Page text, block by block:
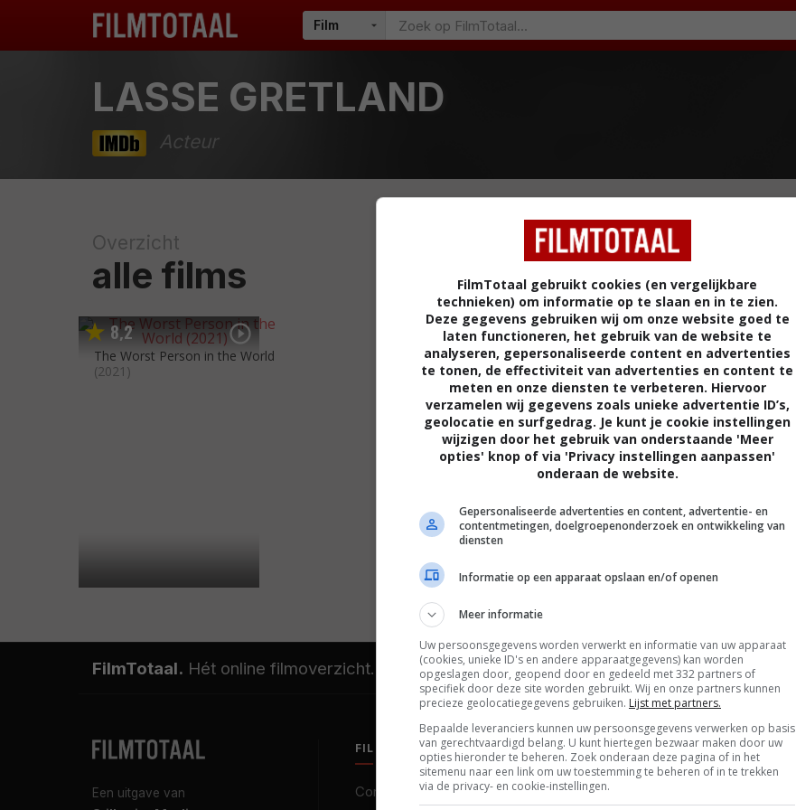
LASSE GRETLAND
Acteur
Overzicht
alle films
8,2
The Worst Person in the World
(2021)
FilmTotaal. Hét online filmoverzicht.
Een uitgave van
FILMTOTAAL
Contact
BELEID
Privacy
FilmTotaal gebruikt cookies (en vergelijkbare
technieken) om informatie op te slaan en in te zien.
Deze gegevens gebruiken wij om onze website goed te
laten functioneren, het gebruik van de website te
analyseren, gepersonaliseerde content en advertenties
te tonen, de effectiviteit van advertenties en content te
meten en onze diensten te verbeteren. Hiervoor
verzamelen wij gegevens zoals unieke advertentie ID’s,
geolocatie en surfgedrag. Je kunt je cookie instellingen
wijzigen door het gebruik van onderstaande 'Meer
opties' knop of via 'Privacy instellingen aanpassen'
onderaan de website.
Gepersonaliseerde advertenties en content, advertentie- en
contentmetingen, doelgroepenonderzoek en ontwikkeling van
diensten
Informatie op een apparaat opslaan en/of openen
Meer informatie
Uw persoonsgegevens worden verwerkt en informatie van uw apparaat
(cookies, unieke ID's en andere apparaatgegevens) kan worden
opgeslagen door, geopend door en gedeeld met 332 partners of
specifiek door deze site worden gebruikt. Wij en onze partners kunnen
precieze geolocatiegegevens gebruiken. Lijst met partners.
Bepaalde leveranciers kunnen uw persoonsgegevens verwerken op basis
van gerechtvaardigd belang. U kunt hiertegen bezwaar maken door uw
opties hieronder te beheren. Zoek onderaan deze pagina of in het
sitemenu naar een link om uw toestemming te beheren of in te trekken
via de privacy- en cookie-instellingen.